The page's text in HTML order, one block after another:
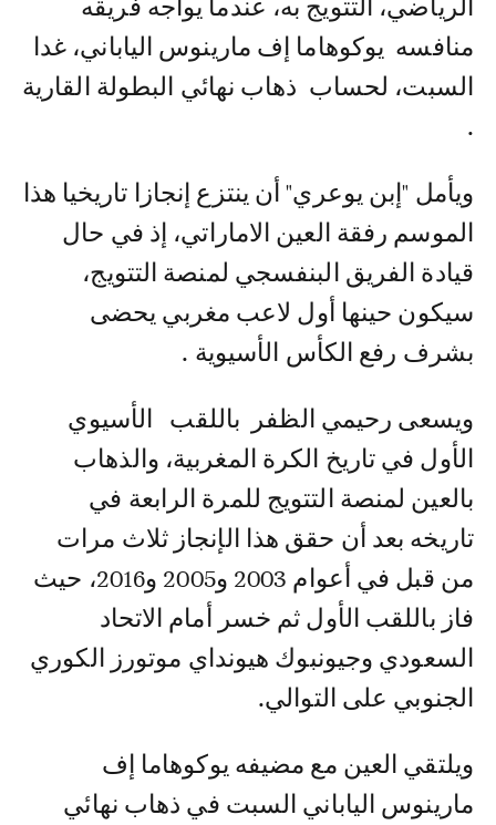
الرياضي، التتويج به، عندما يواجه فريقه
منافسه يوكوهاما إف مارينوس الياباني، غدا
السبت، لحساب ذهاب نهائي البطولة القارية
.
ويأمل "إبن يوعري" أن ينتزع إنجازا تاريخيا هذا
الموسم رفقة العين الاماراتي، إذ في حال
قيادة الفريق البنفسجي لمنصة التتويج،
سيكون حينها أول لاعب مغربي يحضى
بشرف رفع الكأس الأسيوية .
ويسعى رحيمي الظفر باللقب الأسيوي
الأول في تاريخ الكرة المغربية، والذهاب
بالعين لمنصة التتويج للمرة الرابعة في
تاريخه بعد أن حقق هذا الإنجاز ثلاث مرات
من قبل في أعوام 2003 و2005 و2016، حيث
فاز باللقب الأول ثم خسر أمام الاتحاد
السعودي وجيونبوك هيونداي موتورز الكوري
الجنوبي على التوالي.
ويلتقي العين مع مضيفه يوكوهاما إف
مارينوس الياباني السبت في ذهاب نهائي